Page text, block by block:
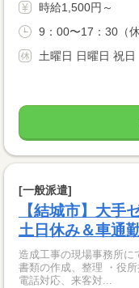
時給1,500円～
9：00〜17：30（
土曜日 日曜日 祝日
[一般派遣]
【結城市】大手
土日休み＆車通
造成工事の現場事務所に
書類の作成、整理 ・役
電話対応、来客対...